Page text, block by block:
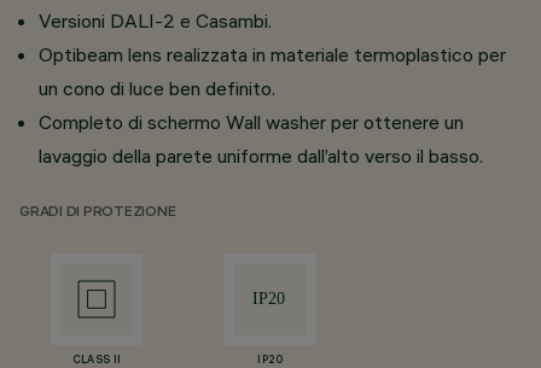
Versioni DALI-2 e Casambi.
Optibeam lens realizzata in materiale termoplastico per
un cono di luce ben definito.
Completo di schermo Wall washer per ottenere un
lavaggio della parete uniforme dall’alto verso il basso.
GRADI DI PROTEZIONE
CLASS II IP20